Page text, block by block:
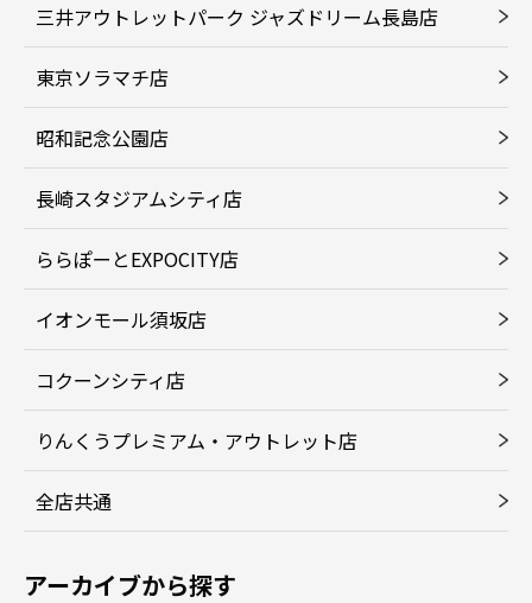
三井アウトレットパーク ジャズドリーム長島店
東京ソラマチ店
昭和記念公園店
長崎スタジアムシティ店
ららぽーとEXPOCITY店
イオンモール須坂店
コクーンシティ店
りんくうプレミアム・アウトレット店
全店共通
アーカイブから探す